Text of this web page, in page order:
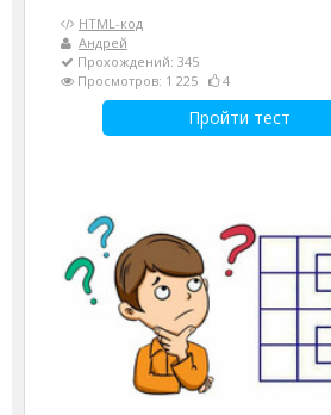
HTML-код
Андрей
Прохождений: 345
Просмотров: 1 225
4
Пройти тест